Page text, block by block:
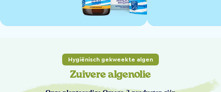
Hygiënisch gekweekte algen
Zuivere algenolie